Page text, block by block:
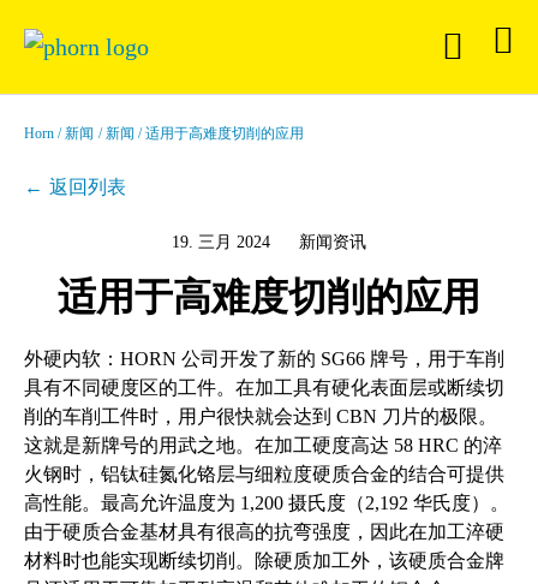
Horn 新闻 新闻 适用于高难度切削的应用
返回列表
19. 三月 2024 新闻资讯
适用于高难度切削的应用
外硬内软：HORN 公司开发了新的 SG66 牌号，用于车削
具有不同硬度区的工件。在加工具有硬化表面层或断续切
削的车削工件时，用户很快就会达到 CBN 刀片的极限。
这就是新牌号的用武之地。在加工硬度高达 58 HRC 的淬
火钢时，铝钛硅氮化铬层与细粒度硬质合金的结合可提供
高性能。最高允许温度为 1,200 摄氏度（2,192 华氏度）。
由于硬质合金基材具有很高的抗弯强度，因此在加工淬硬
材料时也能实现断续切削。除硬质加工外，该硬质合金牌